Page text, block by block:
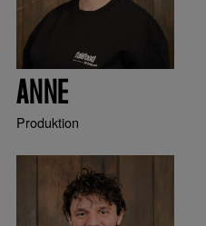
ANNE
Produktion